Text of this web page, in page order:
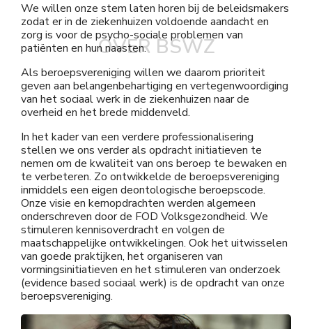
OVER BSWZ
We willen onze stem laten horen bij de beleidsmakers
zodat er in de ziekenhuizen voldoende aandacht en
zorg is voor de psycho-sociale problemen van
patiënten en hun naasten.
Als beroepsvereniging willen we daarom prioriteit
geven aan belangenbehartiging en vertegenwoordiging
van het sociaal werk in de ziekenhuizen naar de
overheid en het brede middenveld.
In het kader van een verdere professionalisering
stellen we ons verder als opdracht initiatieven te
nemen om de kwaliteit van ons beroep te bewaken en
te verbeteren. Zo ontwikkelde de beroepsvereniging
inmiddels een eigen deontologische beroepscode.
Onze visie en kernopdrachten werden algemeen
onderschreven door de FOD Volksgezondheid. We
stimuleren kennisoverdracht en volgen de
maatschappelijke ontwikkelingen. Ook het uitwisselen
van goede praktijken, het organiseren van
vormingsinitiatieven en het stimuleren van onderzoek
(evidence based sociaal werk) is de opdracht van onze
beroepsvereniging.